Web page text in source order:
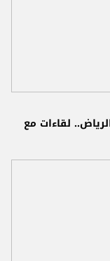
لقاءات مع